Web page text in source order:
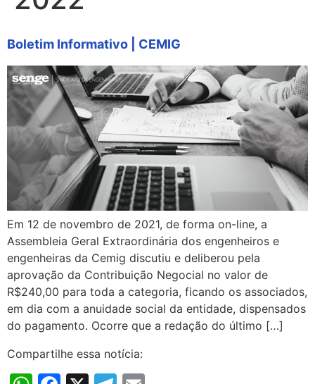
Boletim Informativo | CEMIG
Em 12 de novembro de 2021, de forma on-line, a
Assembleia Geral Extraordinária dos engenheiros e
engenheiras da Cemig discutiu e deliberou pela
aprovação da Contribuição Negocial no valor de
R$240,00 para toda a categoria, ficando os associados,
em dia com a anuidade social da entidade, dispensados
do pagamento. Ocorre que a redação do último […]
Compartilhe essa notícia: